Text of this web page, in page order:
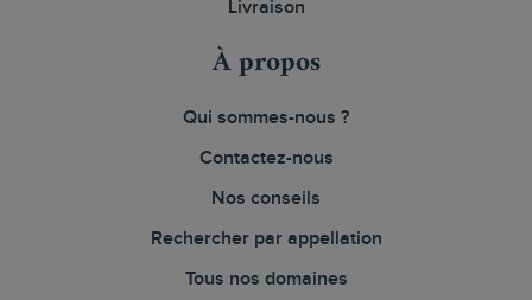
Livraison
À propos
Qui sommes-nous ?
Contactez-nous
Nos conseils
Rechercher par appellation
Tous nos domaines